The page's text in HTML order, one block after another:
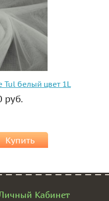
Tul белый цвет 1L
руб.
Купить
Кабинет